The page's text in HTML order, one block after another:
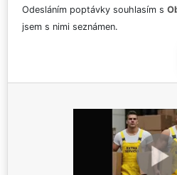
Odesláním poptávky souhlasím s
jsem s nimi seznámen.